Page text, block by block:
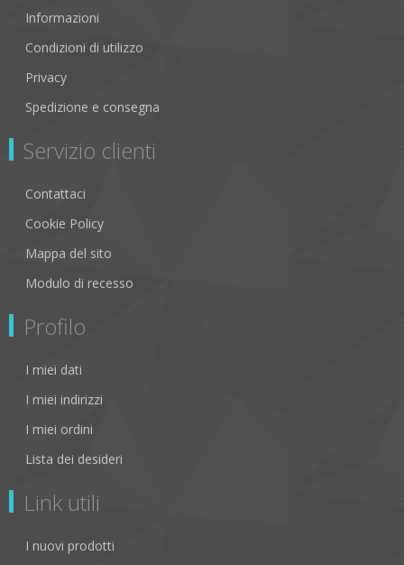
Informazioni
Condizioni di utilizzo
Privacy
Spedizione e consegna
Servizio clienti
Contattaci
Cookie Policy
Mappa del sito
Modulo di recesso
Profilo
I miei dati
I miei indirizzi
I miei ordini
Lista dei desideri
Link utili
I nuovi prodotti